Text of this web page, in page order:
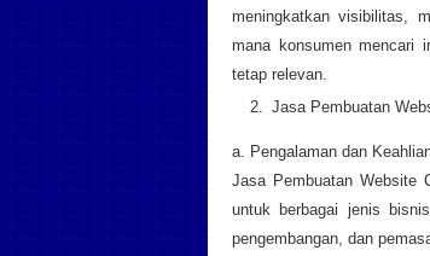
meningkatkan visibilitas,
mana konsumen mencari
tetap relevan.
Jasa Pembuatan
a. Pengalaman dan
Jasa Pembuatan Website
untuk berbagai jenis
pengembangan, dan